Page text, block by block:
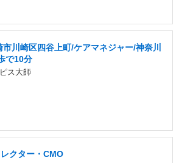
川崎区四谷上町/ケアマネジャー/神奈川
で10分
ス大師
クター・CMO